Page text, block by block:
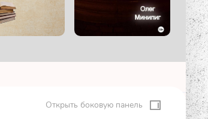
Открыть боковую панель